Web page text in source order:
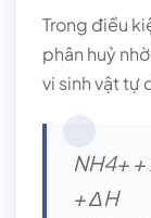
Trong điều
phân huỷ
vi sinh vật tự
NH4+
+ ΔH